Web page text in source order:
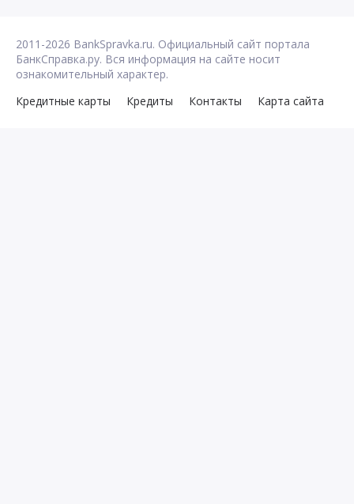
2011-2026 BankSpravka.ru. Официальный сайт портала
БанкСправка.ру. Вся информация на сайте носит
ознакомительный характер.
Кредитные карты
Кредиты Контакты Карта сайта